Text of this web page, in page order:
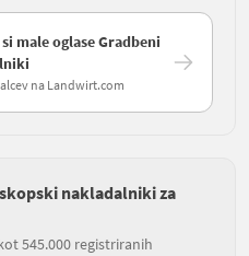
male oglase Gradbeni
na Landwirt.com
nakladalniki za
545.000 registriranih